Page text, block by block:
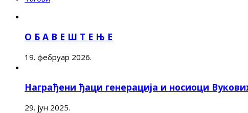
О Б А В Е Ш Т Е Њ Е
19. фебруар 2026.
Награђени ђаци генерација и носиоци
29. јун 2025.